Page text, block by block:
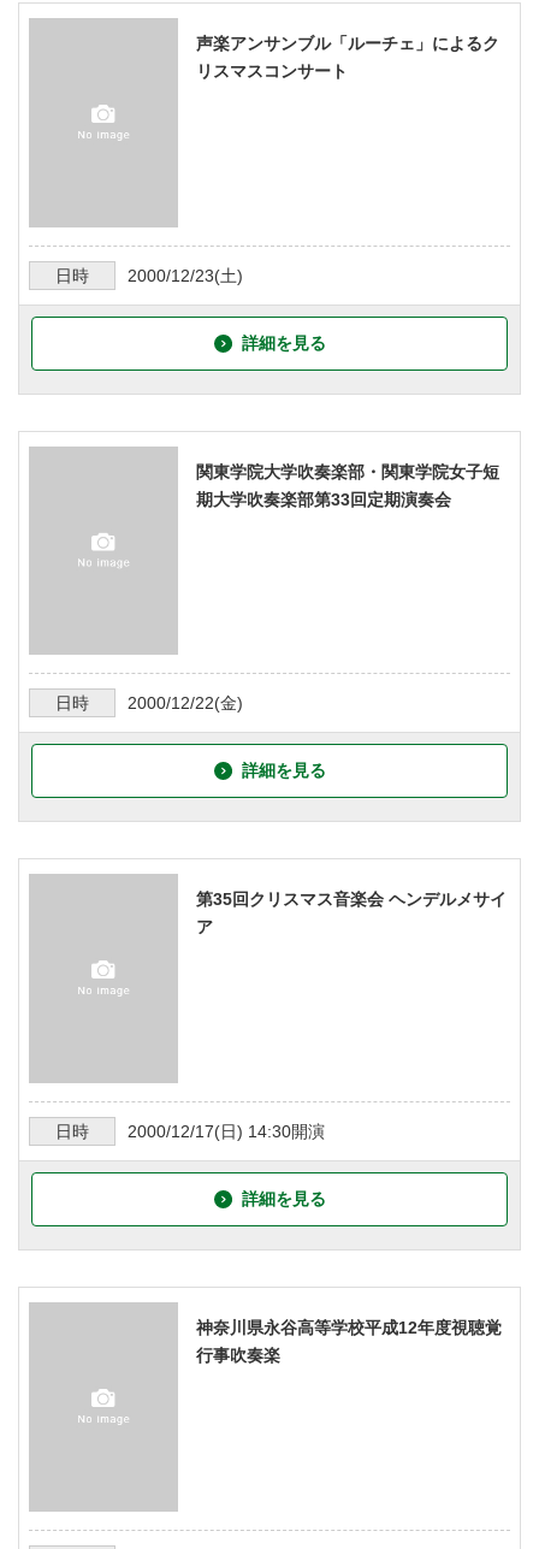
声楽アンサンブル「ルーチェ」によるク
リスマスコンサート
日時 2000/12/23(土)
詳細を見る
関東学院大学吹奏楽部・関東学院女子短
期大学吹奏楽部第33回定期演奏会
日時 2000/12/22(金)
詳細を見る
第35回クリスマス音楽会 ヘンデルメサイ
ア
日時 2000/12/17(日) 14:30開演
詳細を見る
神奈川県永谷高等学校平成12年度視聴覚
行事吹奏楽